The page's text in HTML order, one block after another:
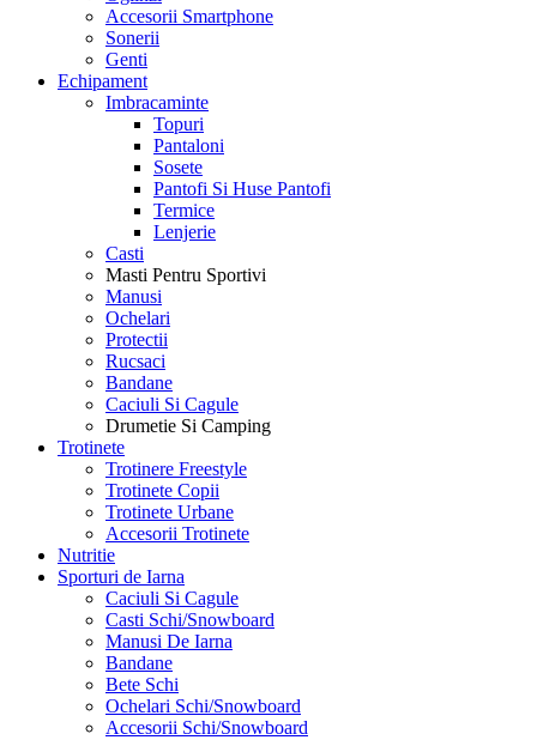
Accesorii Smartphone
Sonerii
Genti
Echipament
Imbracaminte
Topuri
Pantaloni
Sosete
Pantofi Si Huse Pantofi
Termice
Lenjerie
Casti
Masti Pentru Sportivi
Manusi
Ochelari
Protectii
Rucsaci
Bandane
Caciuli Si Cagule
Drumetie Si Camping
Trotinete
Trotinere Freestyle
Trotinete Copii
Trotinete Urbane
Accesorii Trotinete
Nutritie
Sporturi de Iarna
Caciuli Si Cagule
Casti Schi/Snowboard
Manusi De Iarna
Bandane
Bete Schi
Ochelari Schi/Snowboard
Accesorii Schi/Snowboard